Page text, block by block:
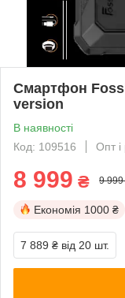
Смартфон
version
В наявності
Код: 109516
Опт і
8 999 ₴ 9 999
Економія 1000 ₴
7 889 ₴ від 20 шт.